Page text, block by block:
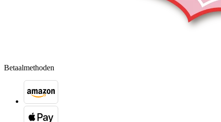
Betaalmethoden